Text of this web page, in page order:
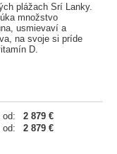
plážach Srí Lanky.
množstvo
usmievaví a
na svoje si príde
D.
od:
2 879 €
od:
2 879 €